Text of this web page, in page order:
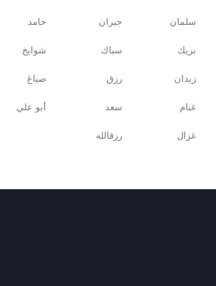
سلمان جبران حامد
بريك سباك شوايخ
زيدان رزق صباغ
غنام سعد أبو علي
غزال رزقالله